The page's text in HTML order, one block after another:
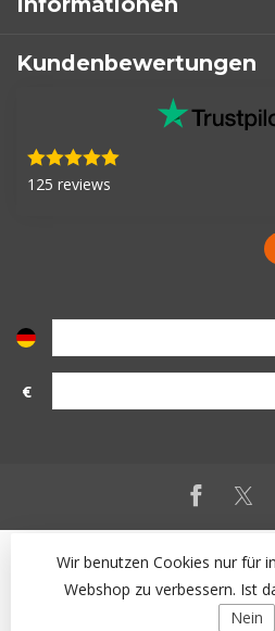
Kundenbewertungen
125 reviews
€
Wir benutzen Cookies nur für
Webshop zu verbessern. Ist
Nein